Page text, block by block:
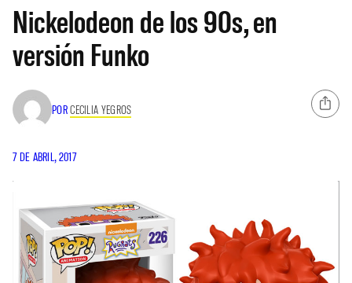
Nickelodeon de los 90s, en
versión Funko
PORCECILIA YEGROS
7 DE ABRIL, 2017